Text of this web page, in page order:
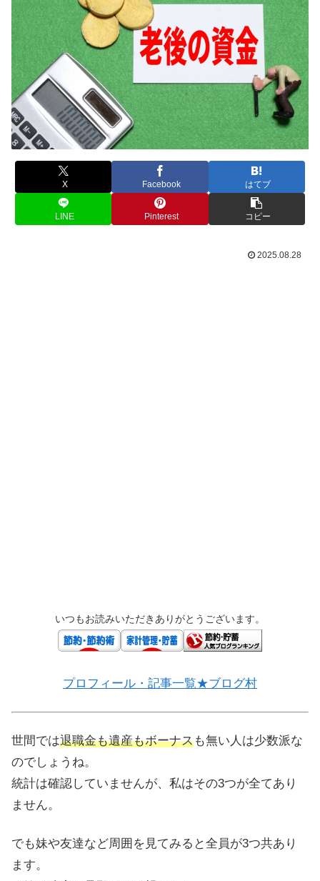
X Facebook はてブ
LINE Pinterest コピー
2025.08.28
いつもお読みいただきありがとうございます。
プロフィール・記事一覧★ブログ村
世間では退職金も遺産もボーナスも無い人は少数派な
のでしょうね。
統計は確認していませんが、私はその3つが全てあり
ません。
でも妹や友達など周囲を見てみると全員が3つ共あり
ます。